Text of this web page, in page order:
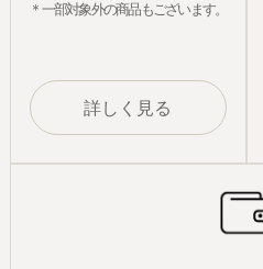
＊一部対象外の商品もございます。
詳しく見る